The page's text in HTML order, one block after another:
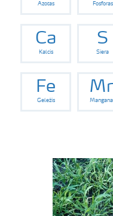
Azotas Fosforas
Ca
Kalcis
S
Siera
Fe
Geležis